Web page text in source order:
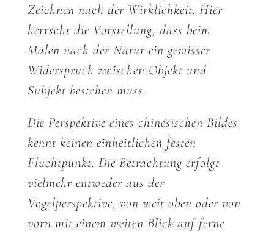
Zeichnen nach der Wirklichkeit. Hier
herrscht die Vorstellung, dass beim
Malen nach der Natur ein gewisser
Widerspruch zwischen Objekt und
Subjekt bestehen muss.
Die Perspektive eines chinesischen Bildes
kennt keinen einheitlichen festen
Fluchtpunkt. Die Betrachtung erfolgt
vielmehr entweder aus der
Vogelperspektive, von weit oben oder von
vorn mit einem weiten Blick auf ferne